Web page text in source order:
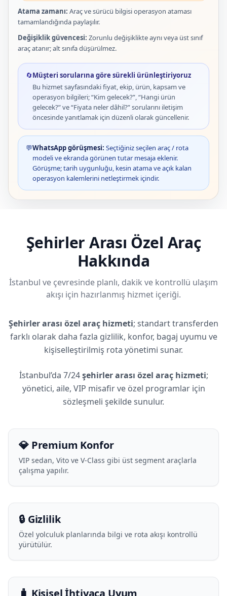
Atama zamanı: Araç ve sürücü bilgisi operasyon ataması
tamamlandığında paylaşılır.
Değişiklik güvencesi: Zorunlu değişiklikte aynı veya üst sınıf
araç atanır; alt sınıfa düşürülmez.
🔄Müşteri sorularına göre sürekli ürünleştiriyoruz
Bu hizmet sayfasındaki fiyat, ekip, ürün, kapsam ve
operasyon bilgileri; “Kim gelecek?”, “Hangi ürün
gelecek?” ve “Fiyata neler dâhil?” sorularını iletişim
öncesinde yanıtlamak için düzenli olarak güncellenir.
💬WhatsApp görüşmesi: Seçtiğiniz seçilen araç / rota
modeli ve ekranda görünen tutar mesaja eklenir.
Görüşme; tarih uygunluğu, kesin atama ve açık kalan
operasyon kalemlerini netleştirmek içindir.
Şehirler Arası Özel Araç
Hakkında
İstanbul ve çevresinde planlı, dakik ve kontrollü ulaşım
akışı için hazırlanmış hizmet içeriği.
Şehirler arası özel araç hizmeti; standart transferden
farklı olarak daha fazla gizlilik, konfor, bagaj uyumu ve
kişiselleştirilmiş rota yönetimi sunar.
İstanbul’da 7/24şehirler arası özel araç hizmeti;
yönetici, aile, VIP misafir ve özel programlar için
sözleşmeli şekilde sunulur.
💎 Premium Konfor
VIP sedan, Vito ve V-Class gibi üst segment araçlarla
çalışma yapılır.
🔒 Gizlilik
Özel yolculuk planlarında bilgi ve rota akışı kontrollü
yürütülür.
🧳 Kişisel İhtiyaca Uyum